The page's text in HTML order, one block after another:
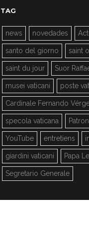
TAG
news novedades
santo del giorno saint
saint du jour Suor
musei vaticani poste
Cardinale Fernando
specola vaticana
YouTube entretiens
giardini vaticani Papa
Segretario Generale